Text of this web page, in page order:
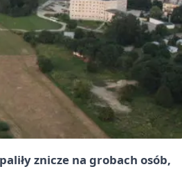
znicze na grobach osób,